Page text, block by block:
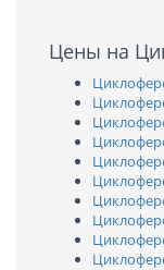
Цены на